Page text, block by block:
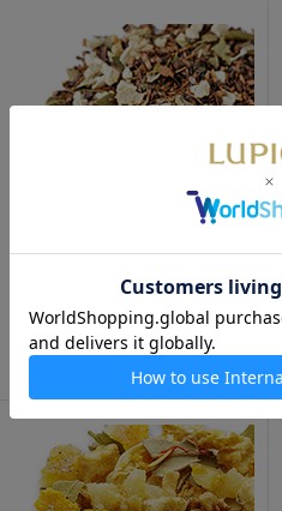
ジンジャー＆レモンマートル
50g 缶入
1,260円